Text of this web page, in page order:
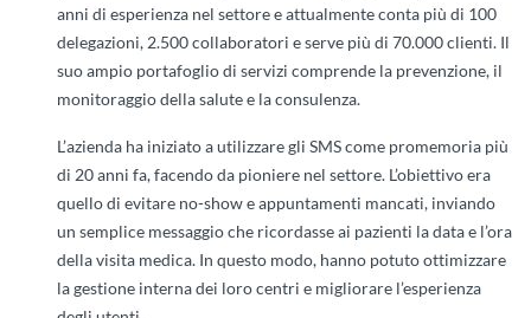
anni di esperienza nel settore e attualmente conta più di 100
delegazioni, 2.500 collaboratori e serve più di 70.000 clienti. Il
suo ampio portafoglio di servizi comprende la prevenzione, il
monitoraggio della salute e la consulenza.
L’azienda ha iniziato a utilizzare gli SMS come promemoria più
di 20 anni fa, facendo da pioniere nel settore. L’obiettivo era
quello di evitare no-show e appuntamenti mancati, inviando
un semplice messaggio che ricordasse ai pazienti la data e l’ora
della visita medica. In questo modo, hanno potuto ottimizzare
la gestione interna dei loro centri e migliorare l’esperienza